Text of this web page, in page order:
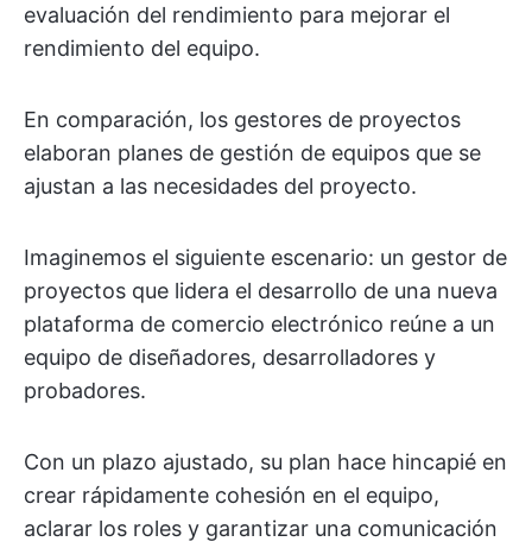
evaluación del rendimiento para mejorar el
rendimiento del equipo.
En comparación, los gestores de proyectos
elaboran planes de gestión de equipos que se
ajustan a las necesidades del proyecto.
Imaginemos el siguiente escenario: un gestor de
proyectos que lidera el desarrollo de una nueva
plataforma de comercio electrónico reúne a un
equipo de diseñadores, desarrolladores y
probadores.
Con un plazo ajustado, su plan hace hincapié en
crear rápidamente cohesión en el equipo,
aclarar los roles y garantizar una comunicación